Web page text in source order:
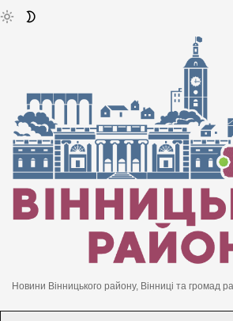
Новини Вінницького району, Вінниці та громад